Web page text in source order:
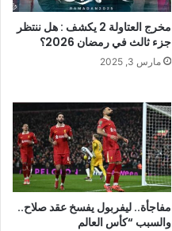
مخرج العتاولة 2 يكشف : هل ننتظر
جزء ثالث في رمضان 2026؟
مارس 3, 2025
مفاجأة.. ليفربول يفسخ عقد صلاح..
والسبب “كأس العالم